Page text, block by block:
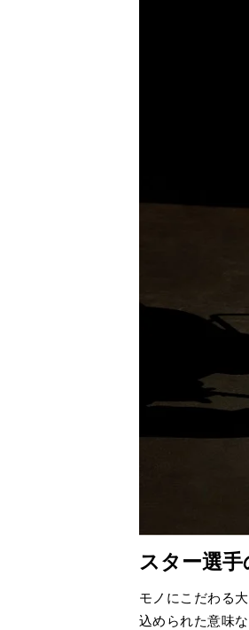
スター選
モノにこだわる
込められた意味